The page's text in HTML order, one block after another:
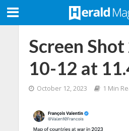
Screen
10-12 at
October 12, 2023 1 Min